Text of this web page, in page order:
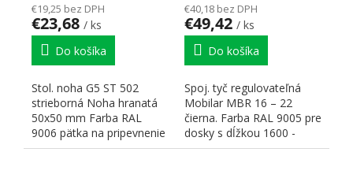
€19,25 bez DPH
€23,68 / ks
Do košíka
Stol. noha G5 ST 502
strieborná Noha hranatá
50x50 mm Farba RAL
9006 pätka na pripevnenie
80x80 mm Rozmery:...
€40,18 bez DPH
€49,42 / ks
Do košíka
Spoj. tyč regulovateľná
Mobilar MBR 16 – 22
čierna. Farba RAL 9005 pre
dosky s dĺžkou 1600 -
2200 mm Rozmery:...